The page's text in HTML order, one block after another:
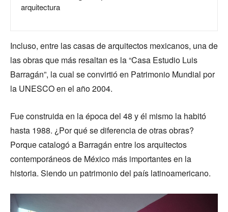
arquitectura
Incluso, entre las casas de arquitectos mexicanos, una de
las obras que más resaltan es la “Casa Estudio Luis
Barragán”, la cual se convirtió en Patrimonio Mundial por
la UNESCO en el año 2004.
Fue construida en la época del 48 y él mismo la habitó
hasta 1988. ¿Por qué se diferencia de otras obras?
Porque catalogó a Barragán entre los arquitectos
contemporáneos de México más importantes en la
historia. Siendo un patrimonio del país latinoamericano.